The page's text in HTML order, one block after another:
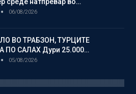
среде натпревар во…
06/08/2026
ВО ТРАБЗОН, ТУРЦИТЕ
ПО САЛАХ Дури 25.000…
05/08/2026